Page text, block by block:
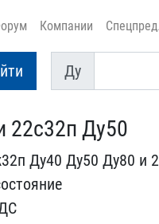
Компании
Ду
Ду
22с32п Ду50
Ду40 Ду50 ​Ду80 и